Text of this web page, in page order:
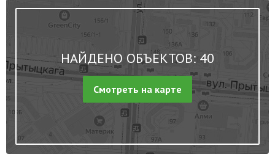
НАЙДЕНО ОБЪЕКТОВ: 40
Смотреть на карте